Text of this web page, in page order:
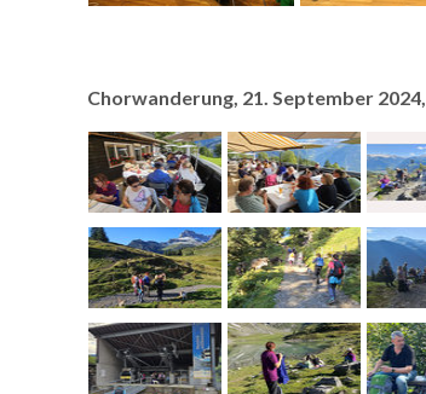
Chorwanderung, 21. September 2024,